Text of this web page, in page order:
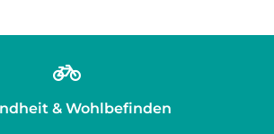
& Wohlbefinden